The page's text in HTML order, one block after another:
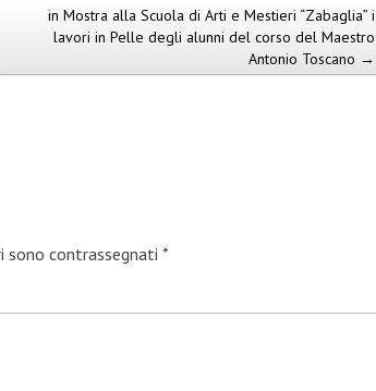
in Mostra alla Scuola di Arti e Mestieri “Zabaglia” i
lavori in Pelle degli alunni del corso del Maestro
Antonio Toscano →
sono contrassegnati *